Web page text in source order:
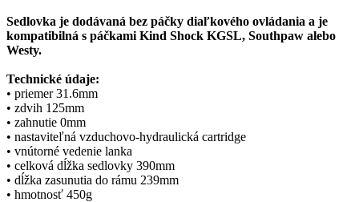
Sedlovka je dodávaná bez páčky diaľkového ovládania a je
kompatibilná s páčkami Kind Shock KGSL, Southpaw alebo
Westy.
Technické údaje:
• priemer 31.6mm
• zdvih 125mm
• zahnutie 0mm
• nastaviteľná vzduchovo-hydraulická cartridge
• vnútorné vedenie lanka
• celková dĺžka sedlovky 390mm
• dĺžka zasunutia do rámu 239mm
• hmotnosť 450g